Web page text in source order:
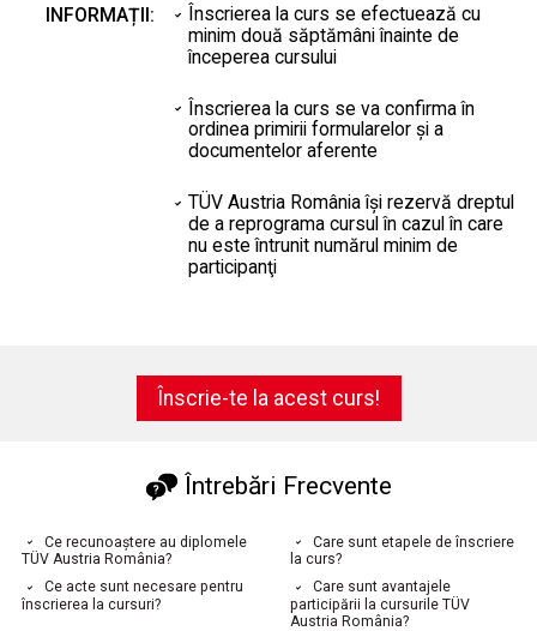
INFORMAȚII:
Înscrierea la curs se efectuează cu
minim două săptămâni înainte de
începerea cursului
Înscrierea la curs se va confirma în
ordinea primirii formularelor şi a
documentelor aferente
TÜV Austria România îşi rezervă dreptul
de a reprograma cursul în cazul în care
nu este întrunit numărul minim de
participanţi
Înscrie-te la acest curs!
Întrebări Frecvente
Ce recunoaștere au diplomele
TÜV Austria România?
Care sunt etapele de înscriere
la curs?
Ce acte sunt necesare pentru
înscrierea la cursuri?
Care sunt avantajele
participării la cursurile TÜV
Austria România?